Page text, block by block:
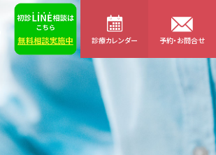
診療カレンダー 予約・お問合せ